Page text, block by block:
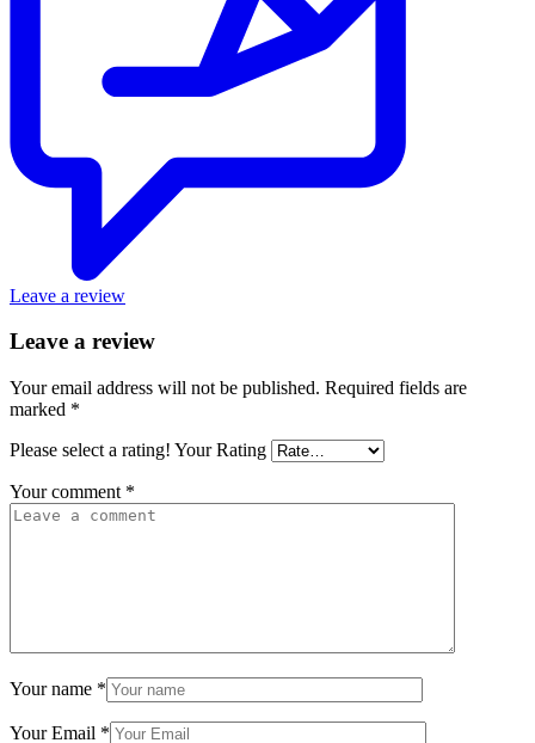
Leave a review
Leave a review
Your email address will not be published. Required fields are
marked *
Please select a rating! Your Rating
Your comment *
Your name *
Your Email *